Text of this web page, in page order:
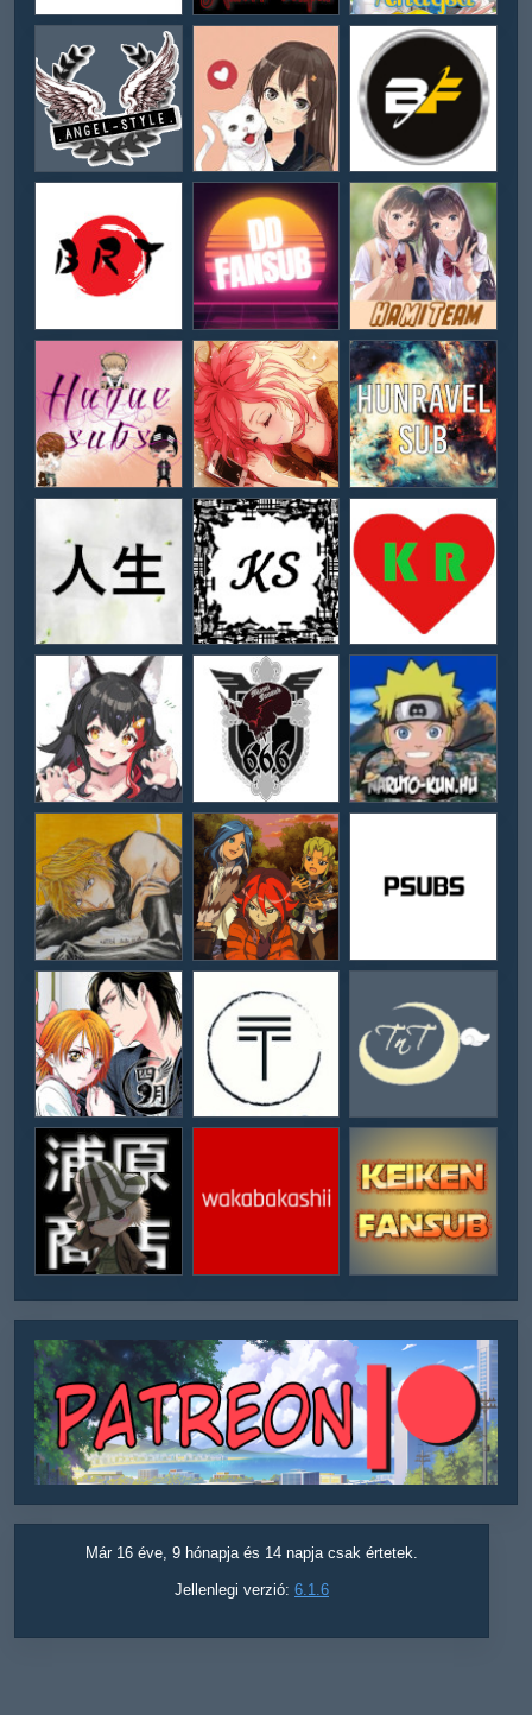
Már 16 éve, 9 hónapja és 14 napja csak értetek.
Jellenlegi verzió: 6.1.6